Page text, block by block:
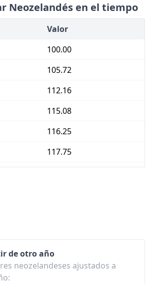
Neozelandés en el tiempo
Valor
100.00
105.72
112.16
115.08
116.25
117.75
130.28
de otro año
neozelandeses ajustados a